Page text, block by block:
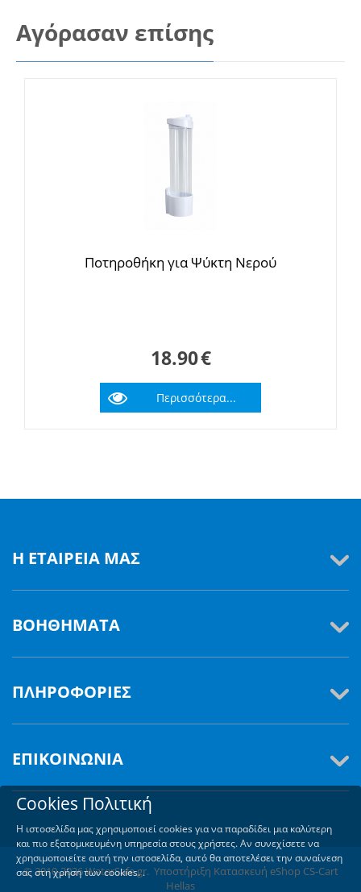
Αγόρασαν επίσης
Ποτηροθήκη για Ψύκτη Νερού
18.90€
Περισσότερα...
Η ΕΤΑΙΡΕΊΑ ΜΑΣ
ΒΟΗΘΉΜΑΤΑ
ΠΛΗΡΟΦΟΡΊΕΣ
ΕΠΙΚΟΙΝΩΝΊΑ
© 2010-2026 WaterSafe.gr. Υποστήριξη Κατασκευή eShop CS-Cart
Hellas
Cookies Πολιτική
Η ιστοσελίδα μας χρησιμοποιεί cookies για να παραδίδει μια καλύτερη
και πιο εξατομικευμένη υπηρεσία στους χρήστες. Αν συνεχίσετε να
χρησιμοποιείτε αυτή την ιστοσελίδα, αυτό θα αποτελέσει την συναίνεση
σας στη χρήση των cookies. .